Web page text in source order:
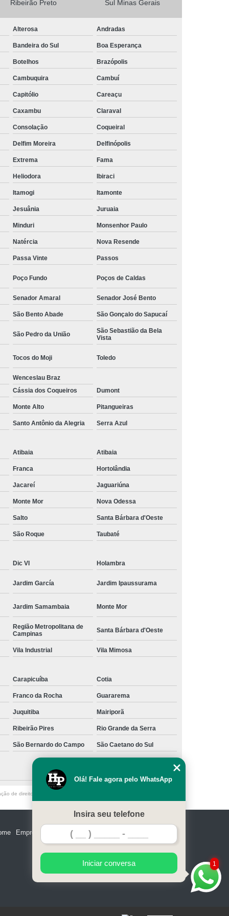
Camisa Social Manga Longa
Camisa Social Manga Longa Preta
Camisa Social Masculina Preta Manga Longa
Camisa a Rigor Social Masculina
Social Branca Masculina
Camisa Social Jeans Masculina
Social Masculina a Rigor
Manga Longa Social Masculina Preço
Social Branca Masculina Preço
Camisa Social Jeans Masculina Preço
Camisa Social Masculina Manga Curta Preço
Camisa Social Masculina Preço
Camisa Social Masculina Slim Preço
Fábrica Camisa Social
Fábrica de Camisa Social
Fábrica de Camisa Social Masculina
Loja de Fábrica Camisa Social
Loja de Moda Masculina Online
Loja Moda Masculina Executivo
Social
Loja Virtual Moda Masculina
Moda Básica Masculina
Masculina
Moda Masculina
Social
Moda Masculina Esporte Fino
Social
Moda Plus Size Masculina
Roupas Estilosas Masculinas
Moda
Roupas Masculinas Esporte Fino
Roupas Masculinas na Moda
Social Roupas Sociais Masculinas
Ribeirão Preto Sul Minas Gerais
Alterosa Andradas
Bandeira do Sul Boa Esperança
Botelhos Brazópolis
Cambuquira Cambuí
Capitólio Careaçu
Caxambu Claraval
Consolação Coqueiral
Delfim Moreira Delfinópolis
Extrema Fama
Heliodora Ibiraci
Itamogi Itamonte
Jesuânia Juruaia
Minduri Monsenhor Paulo
Natércia Nova Resende
Passa Vinte Passos
Poço Fundo Poços de Caldas
Senador Amaral Senador José Bento
São Bento Abade São Gonçalo do Sapucaí
São Pedro da União
São Sebastião da Bela
Vista
Tocos do Moji Toledo
Wenceslau Braz
Cássia dos Coqueiros Dumont
Monte Alto Pitangueiras
Santo Antônio da Alegria Serra Azul
Atibaia Atibaia
Franca Hortolândia
Jacareí Jaguariúna
Monte Mor Nova Odessa
Salto Santa Bárbara d'Oeste
São Roque Taubaté
Dic VI Holambra
Jardim García Jardim Ipaussurama
Jardim Samambaia Monte Mor
Região Metropolitana de
Campinas
Santa Bárbara d'Oeste
Vila Industrial Vila Mimosa
Carapicuíba Cotia
Franco da Rocha Guararema
Juquitiba Mairiporã
Ribeirão Pires Rio Grande da Serra
São Bernardo do Campo São Caetano do Sul
de direito autoral – artigo 184 do Código Penal –
Empresa Serviços Contato
1
Olá! Fale agora pelo WhatsApp
Insira seu telefone
Iniciar conversa